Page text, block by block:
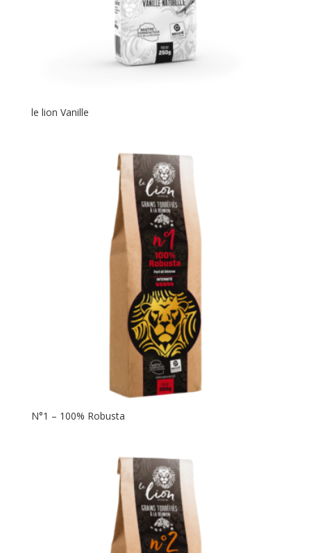
le lion Vanille
N°1 – 100% Robusta